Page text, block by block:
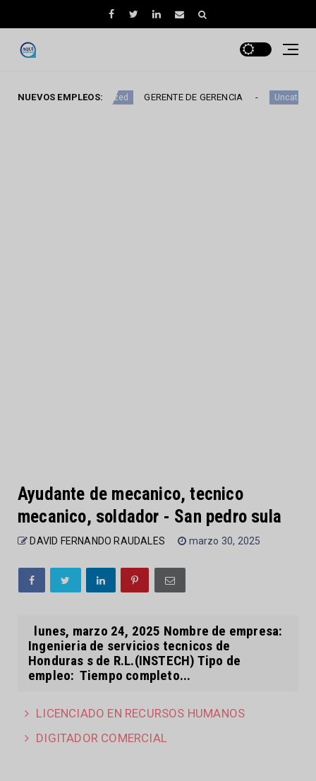
NUEVOS EMPLEOS:
Uncategorized GERENTE DE GERENCIA Uncategorized
Ayudante de mecanico, tecnico
mecanico, soldador - San pedro sula
DAVID FERNANDO RAUDALES marzo 30, 2025
lunes, marzo 24, 2025 Nombre de empresa:
Ingenieria de servicios tecnicos de
Honduras s de R.L.(INSTECH) Tipo de
empleo: Tiempo completo...
LICENCIADO EN RECURSOS HUMANOS
DIGITADOR COMERCIAL